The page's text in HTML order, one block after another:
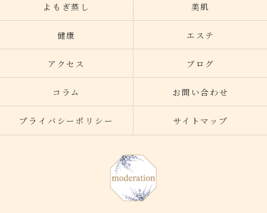
よもぎ蒸し 美肌
健康 エステ
アクセス ブログ
コラム お問い合わせ
プライバシーポリシー サイトマップ